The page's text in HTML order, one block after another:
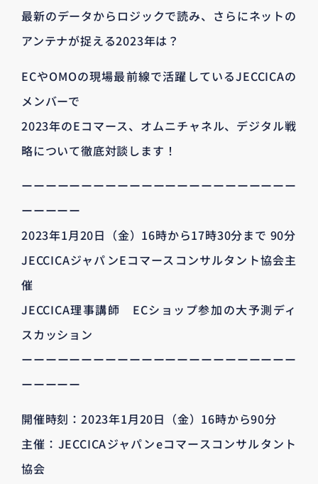
最新のデータからロジックで読み、さらにネットの
アンテナが捉える2023年は？
ECやOMOの現場最前線で活躍しているJECCICAの
メンバーで
2023年のEコマース、オムニチャネル、デジタル戦
略について徹底対談します！
ーーーーーーーーーーーーーーーーーーーーーーー
ーーーーー
2023年1月20日（金）16時から17時30分まで 90分
JECCICAジャパンEコマースコンサルタント協会主
催
JECCICA理事講師 ECショップ参加の大予測ディ
スカッション
ーーーーーーーーーーーーーーーーーーーーーーー
ーーーーー
開催時刻：2023年1月20日（金）16時から90分
主催：JECCICAジャパンeコマースコンサルタント
協会